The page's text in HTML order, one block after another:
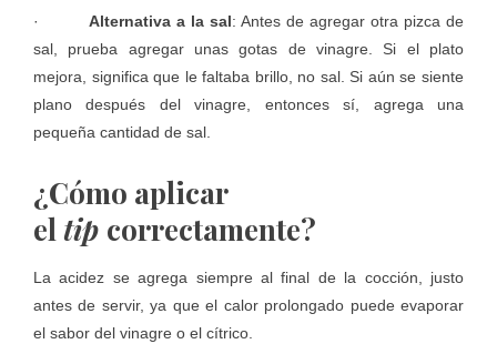
· Alternativa a la sal: Antes de agregar otra pizca de
sal, prueba agregar unas gotas de vinagre. Si el plato
mejora, significa que le faltaba brillo, no sal. Si aún se siente
plano después del vinagre, entonces sí, agrega una
pequeña cantidad de sal.
¿Cómo aplicar
eltip correctamente?
La acidez se agrega siempre al final de la cocción, justo
antes de servir, ya que el calor prolongado puede evaporar
el sabor del vinagre o el cítrico.